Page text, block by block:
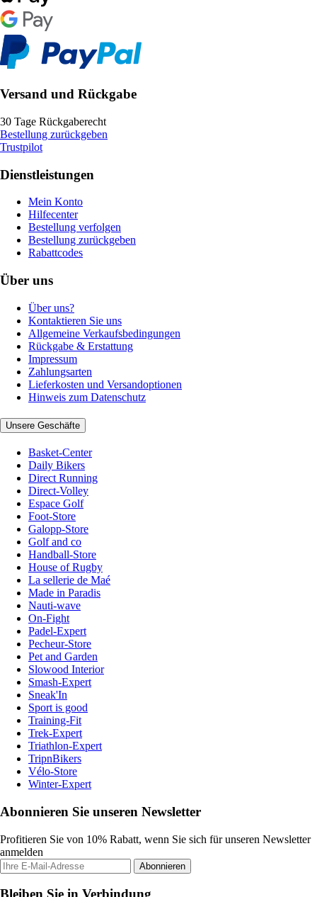
Versand und Rückgabe
30 Tage Rückgaberecht
Bestellung zurückgeben
Trustpilot
Dienstleistungen
Mein Konto
Hilfecenter
Bestellung verfolgen
Bestellung zurückgeben
Rabattcodes
Über uns
Über uns?
Kontaktieren Sie uns
Allgemeine Verkaufsbedingungen
Rückgabe & Erstattung
Impressum
Zahlungsarten
Lieferkosten und Versandoptionen
Hinweis zum Datenschutz
Unsere Geschäfte
Basket-Center
Daily Bikers
Direct Running
Direct-Volley
Espace Golf
Foot-Store
Galopp-Store
Golf and co
Handball-Store
House of Rugby
La sellerie de Maé
Made in Paradis
Nauti-wave
On-Fight
Padel-Expert
Pecheur-Store
Pet and Garden
Slowood Interior
Smash-Expert
Sneak'In
Sport is good
Training-Fit
Trek-Expert
Triathlon-Expert
TripnBikers
Vélo-Store
Winter-Expert
Abonnieren Sie unseren Newsletter
Profitieren Sie von 10% Rabatt, wenn Sie sich für unseren Newsletter
anmelden
Abonnieren